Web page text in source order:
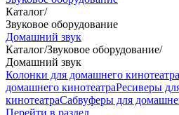
Каталог/
Звуковое оборудование
Домашний звук
Каталог/Звуковое оборудование/
Домашний звук
Колонки для домашнего кинотеатра
домашнего кинотеатраРесиверы
кинотеатраСабвуферы для
Перейти в раздел